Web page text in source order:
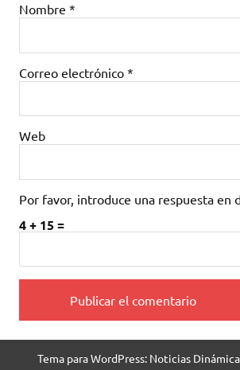
Nombre *
Correo electrónico *
Web
Por favor, introduce una respuesta en
4 + 15 =
Tema para WordPress: Noticias